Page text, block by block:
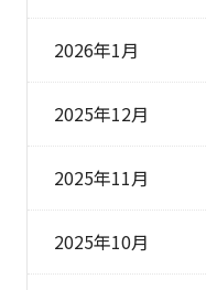
2026年1月
2025年12月
2025年11月
2025年10月